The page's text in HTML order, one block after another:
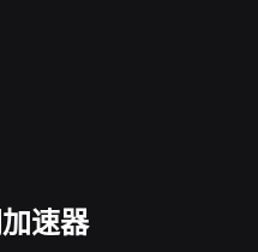
速器